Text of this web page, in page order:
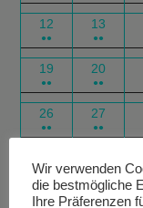
12
●●
13
●●
19
●●
20
●●
26
●●
27
●●
Subscribe
in
Google
in
Wir verwenden
die bestmögliche
Ihre Präferenzen